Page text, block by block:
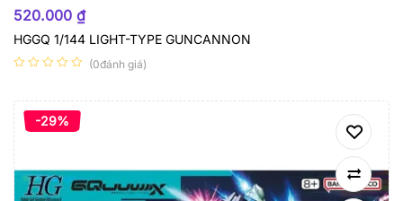
520.000 ₫
HGGQ 1/144 LIGHT-TYPE GUNCANNON
(0đánh giá)
-29%